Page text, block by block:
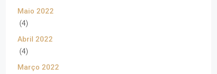
Maio 2022
(4)
Abril 2022
(4)
Março 2022